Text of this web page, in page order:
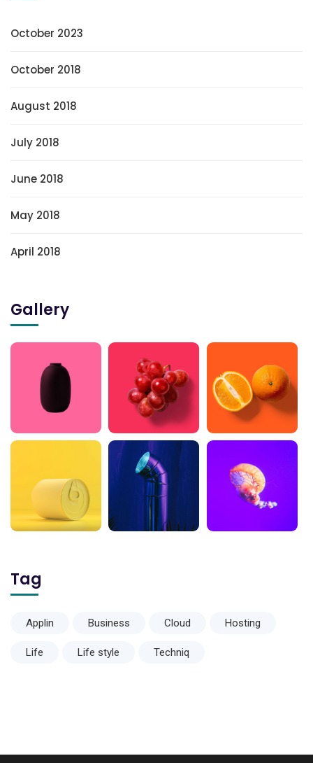
October 2023
October 2018
August 2018
July 2018
June 2018
May 2018
April 2018
Gallery
Tag
Applin Business Cloud Hosting
Life Life style Techniq